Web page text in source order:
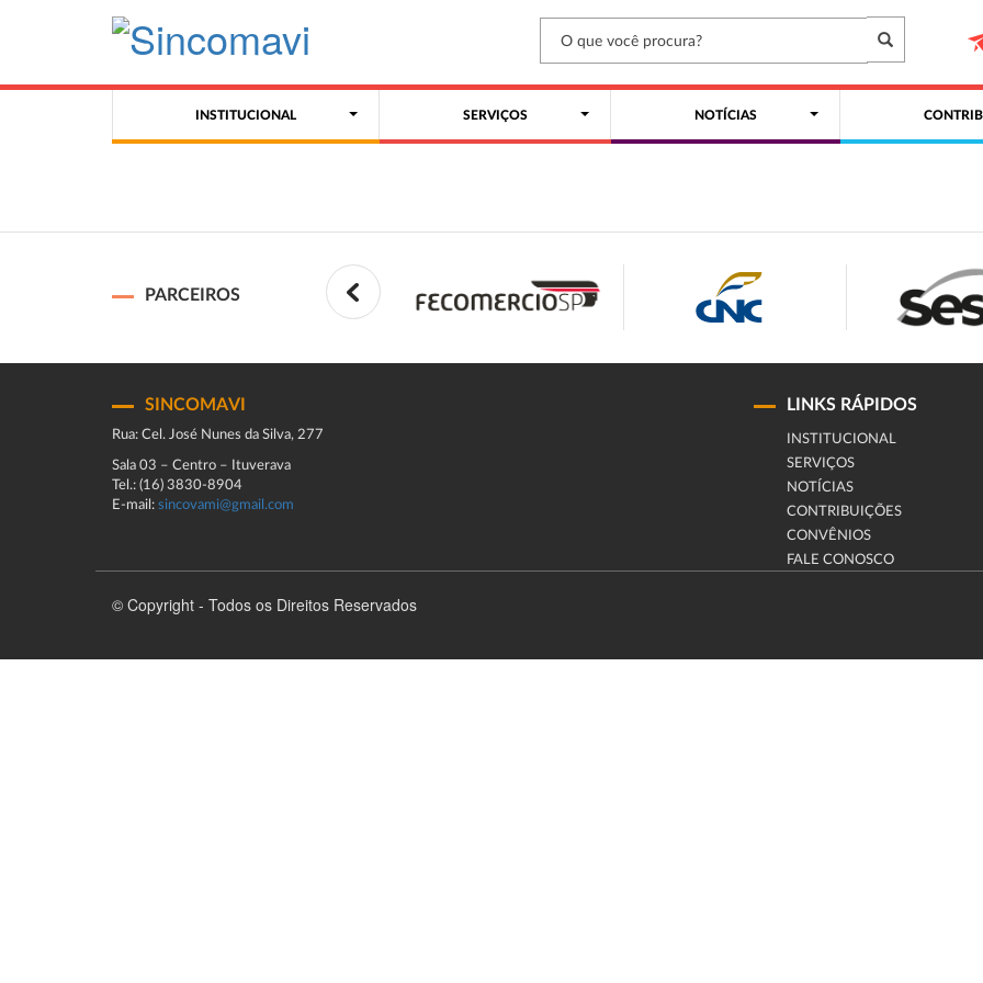
INSTITUCIONAL SERVIÇOS NOTÍCIAS
PARCEIROS
SINCOMAVI
Rua: Cel. José Nunes da Silva, 277
Sala 03 – Centro – Ituverava
Tel.: (16) 3830-8904
E-mail: sincovami@gmail.com
LINKS RÁPIDOS
INSTITUCIONAL
SERVIÇOS
NOTÍCIAS
CONTRIBUIÇÕES
CONVÊNIOS
FALE CONOSCO
© Copyright - Todos os Direitos Reservados